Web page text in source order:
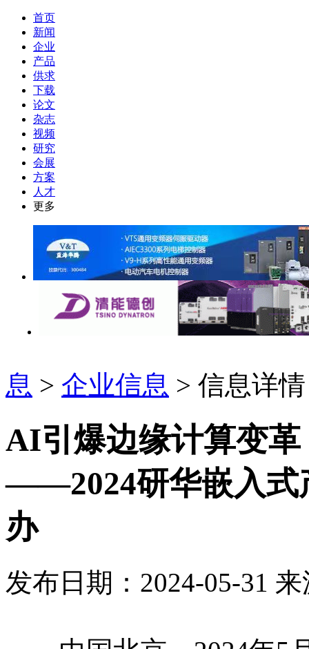
首页
新闻
企业
产品
供求
下载
论文
杂志
视频
研究
会展
方案
人才
更多
息 > 企业信息 > 信息详情
AI引爆边缘计算变
——2024研华嵌入式
办
发布日期：2024-05-31